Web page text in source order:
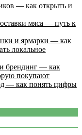
— как открыть и
мяса — путь к
и ярмарки — как
локальное
брендинг — как
покупают
— как понять цифры